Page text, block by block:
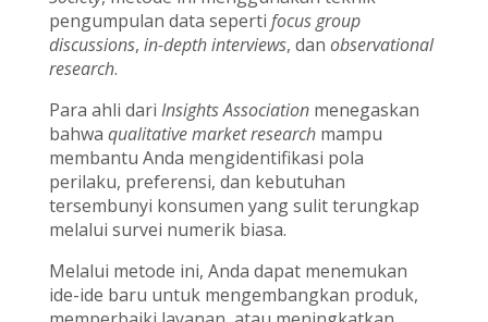
pengumpulan data seperti focus group
discussions, in-depth interviews, dan observational
research.
Para ahli dari Insights Association menegaskan
bahwa qualitative market researchmampu
membantu Anda mengidentifikasi pola
perilaku, preferensi, dan kebutuhan
tersembunyi konsumen yang sulit terungkap
melalui survei numerik biasa.
Melalui metode ini, Anda dapat menemukan
ide-ide baru untuk mengembangkan produk,